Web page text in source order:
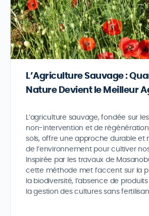
L’Agriculture Sauvage :
Nature Devient le Meilleur
L’agriculture sauvage, fondée sur
non-intervention et de
sols, offre une approche durable et
de l’environnement pour cultiver
Inspirée par les travaux de
cette méthode met l’accent sur la
la biodiversité, l’absence de
la gestion des cultures sans